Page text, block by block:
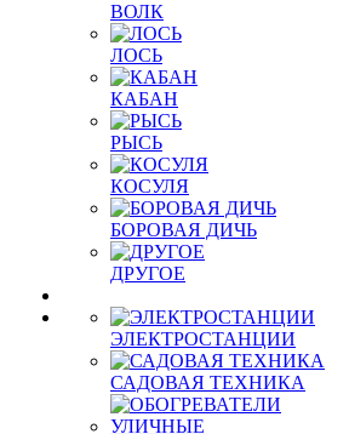
ВОЛК
ЛОСЬ
КАБАН
РЫСЬ
КОСУЛЯ
БОРОВАЯ ДИЧЬ
ДРУГОЕ
ЭЛЕКТРОСТАНЦИИ
САДОВАЯ ТЕХНИКА